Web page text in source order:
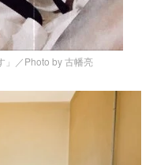
」／Photo by 古幡亮